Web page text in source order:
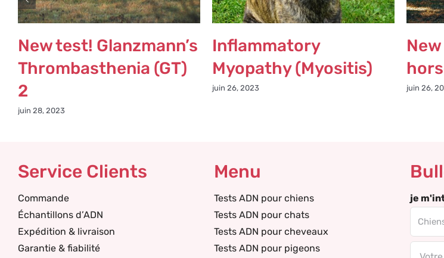
New test! Glanzmann’s
Thrombasthenia (GT)
2
juin 28, 2023
Inflammatory
Myopathy (Myositis)
juin 26, 2023 juin 26,
Service Clients
Commande
Échantillons d’ADN
Expédition & livraison
Garantie & fiabilité
Menu
Tests ADN pour chiens
Tests ADN pour chats
Tests ADN pour cheveaux
Tests ADN pour pigeons
je